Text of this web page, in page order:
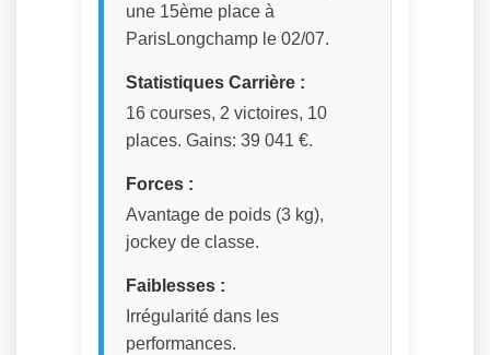
une 15ème place à
ParisLongchamp le 02/07.
Statistiques Carrière :
16 courses, 2 victoires, 10
places. Gains: 39 041 €.
Forces :
Avantage de poids (3 kg),
jockey de classe.
Faiblesses :
Irrégularité dans les
performances.